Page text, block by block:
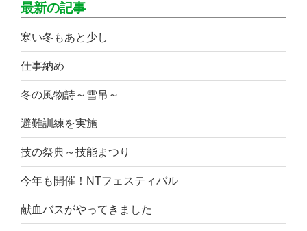
最新の記事
寒い冬もあと少し
仕事納め
冬の風物詩～雪吊～
避難訓練を実施
技の祭典～技能まつり
今年も開催！NTフェスティバル
献血バスがやってきました